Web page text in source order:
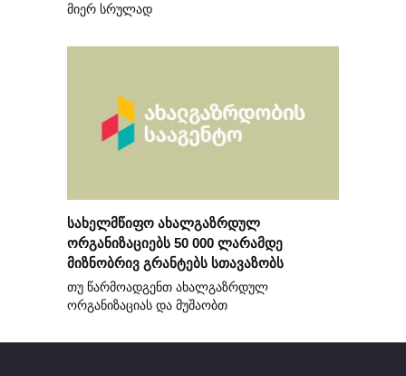
მიერ სრულად
სახელმწიფო ახალგაზრდულ
ორგანიზაციებს 50 000 ლარამდე
მიზნობრივ გრანტებს სთავაზობს
თუ წარმოადგენთ ახალგაზრდულ
ორგანიზაციას და მუშაობთ